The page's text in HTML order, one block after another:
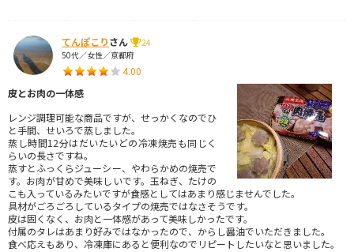
てんぽこりさん
24
50代／女性／京都府
4.00
皮とお肉の一体感
レンジ調理可能な商品ですが、せっかくなのでひ
と手間、せいろで蒸しました。
蒸し時間12分はだいたいどの冷凍焼売も同じく
らいの長さですね。
蒸すとふっくらジューシー、やわらかめの焼売で
す。お肉が甘めで美味しいです。玉ねぎ、たけの
こも入っているみたいですが食感としてはあまり感じませんでした。
具材がごろごろしているタイプの焼売ではなさそうです。
皮は固くなく、お肉と一体感があって美味しかったです。
付属のタレはあまり好みではなかったので、からし醤油でいただきました。
食べ応えもあり、冷凍庫にあると便利なのでリピートしたいなと思いました。